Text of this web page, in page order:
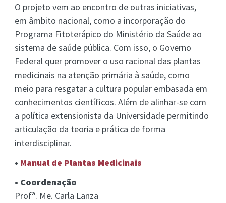
O projeto vem ao encontro de outras iniciativas,
em âmbito nacional, como a incorporação do
Programa Fitoterápico do Ministério da Saúde ao
sistema de saúde pública. Com isso, o Governo
Federal quer promover o uso racional das plantas
medicinais na atenção primária à saúde, como
meio para resgatar a cultura popular embasada em
conhecimentos científicos. Além de alinhar-se com
a política extensionista da Universidade permitindo
articulação da teoria e prática de forma
interdisciplinar.
• Manual de Plantas Medicinais
• Coordenação
Profª. Me. Carla Lanza